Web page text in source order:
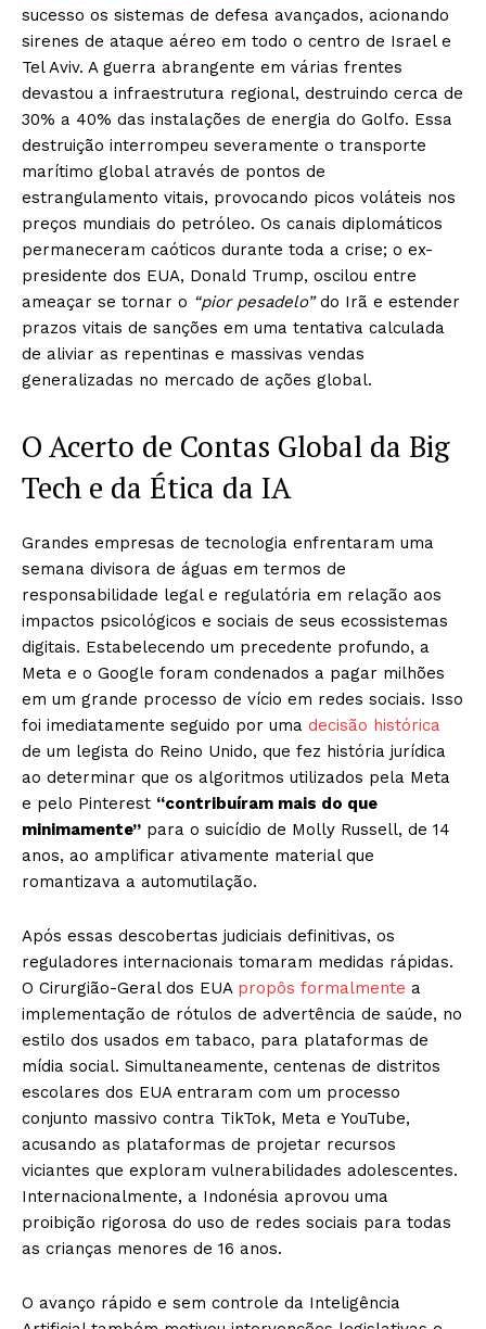
sucesso os sistemas de defesa avançados, acionando
sirenes de ataque aéreo em todo o centro de Israel e
Tel Aviv. A guerra abrangente em várias frentes
devastou a infraestrutura regional, destruindo cerca de
30% a 40% das instalações de energia do Golfo. Essa
destruição interrompeu severamente o transporte
marítimo global através de pontos de
estrangulamento vitais, provocando picos voláteis nos
preços mundiais do petróleo. Os canais diplomáticos
permaneceram caóticos durante toda a crise; o ex-
presidente dos EUA, Donald Trump, oscilou entre
ameaçar se tornar o “pior pesadelo”do Irã e estender
prazos vitais de sanções em uma tentativa calculada
de aliviar as repentinas e massivas vendas
generalizadas no mercado de ações global.
O Acerto de Contas Global da Big
Tech e da Ética da IA
Grandes empresas de tecnologia enfrentaram uma
semana divisora de águas em termos de
responsabilidade legal e regulatória em relação aos
impactos psicológicos e sociais de seus ecossistemas
digitais. Estabelecendo um precedente profundo, a
Meta e o Google foram condenados a pagar milhões
em um grande processo de vício em redes sociais. Isso
foi imediatamente seguido por uma decisão histórica
de um legista do Reino Unido, que fez história jurídica
ao determinar que os algoritmos utilizados pela Meta
e pelo Pinterest “contribuíram mais do que
minimamente” para o suicídio de Molly Russell, de 14
anos, ao amplificar ativamente material que
romantizava a automutilação.
Após essas descobertas judiciais definitivas, os
reguladores internacionais tomaram medidas rápidas.
O Cirurgião-Geral dos EUA propôs formalmente a
implementação de rótulos de advertência de saúde, no
estilo dos usados em tabaco, para plataformas de
mídia social. Simultaneamente, centenas de distritos
escolares dos EUA entraram com um processo
conjunto massivo contra TikTok, Meta e YouTube,
acusando as plataformas de projetar recursos
viciantes que exploram vulnerabilidades adolescentes.
Internacionalmente, a Indonésia aprovou uma
proibição rigorosa do uso de redes sociais para todas
as crianças menores de 16 anos.
O avanço rápido e sem controle da Inteligência